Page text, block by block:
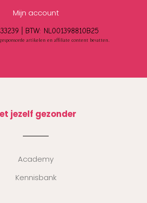
Mijn account
| BTW: NL001398810B25
artikelen en affiliate content bevatten.
jezelf gezonder
Academy
Kennisbank